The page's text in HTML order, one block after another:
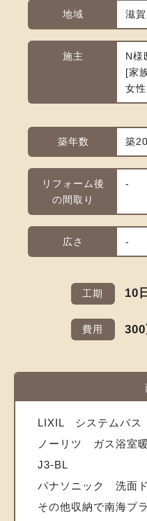
地域 滋
施主
N様
家
女
築年数 築
リフォーム後
の間取り
-
広さ -
工期 10
費用
LIXIL システムバス
ノーリツ ガス浴室
J3-BL
パナソニック 洗面
その他収納で南海プ